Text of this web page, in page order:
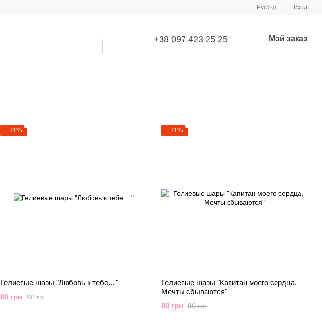
РусУкр Вход
+38 097 423 25 25 Мой заказ
−11%
Гелиевые шары "Любовь к тебе...."
90 грн
80 грн
−11%
Гелиевые шары "Капитан моего сердца,
Мечты сбываются"
90 грн
80 грн